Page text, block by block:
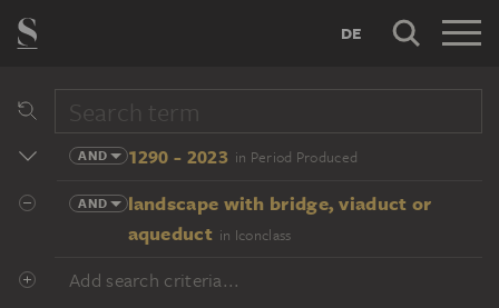
DE
AND 1290 - 2023 in Period Produced
AND
landscape with bridge, viaduct or
aqueduct in Iconclass
Add search criteria...